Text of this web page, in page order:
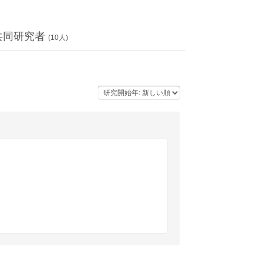
同研究者 (10人)